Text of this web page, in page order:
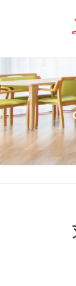
へ
ス
キ
ッ
プ
ョ
ン
に
移
動